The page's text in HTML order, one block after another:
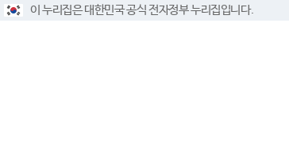
이 누리집은 대한민국 공식 전자정부 누리집입니다.